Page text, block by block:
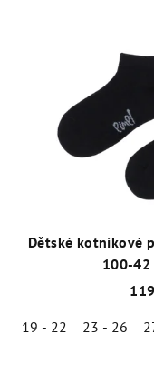
Dětské kotníkové
100-42
19 - 22
23 - 26